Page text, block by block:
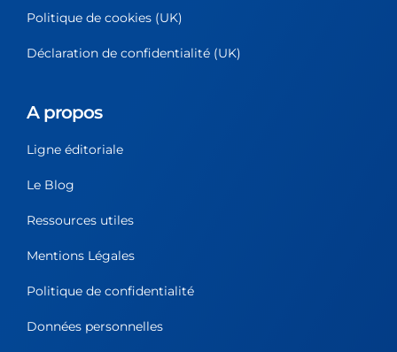
Politique de cookies (UK)
Déclaration de confidentialité (UK)
A propos
Ligne éditoriale
Le Blog
Ressources utiles
Mentions Légales
Politique de confidentialité
Données personnelles